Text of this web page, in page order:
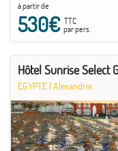
à partir de
530€TTC
par pers.
Hôtel Sunrise Select
EGYPTE | Alexandrie